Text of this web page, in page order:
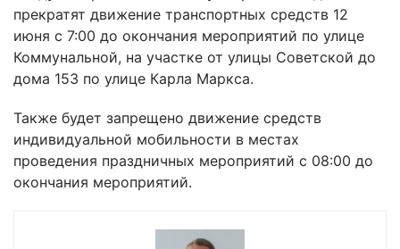
прекратят движение транспортных средств 12
июня с 7:00 до окончания мероприятий по улице
Коммунальной, на участке от улицы Советской до
дома 153 по улице Карла Маркса.
Также будет запрещено движение средств
индивидуальной мобильности в местах
проведения праздничных мероприятий с 08:00 до
окончания мероприятий.